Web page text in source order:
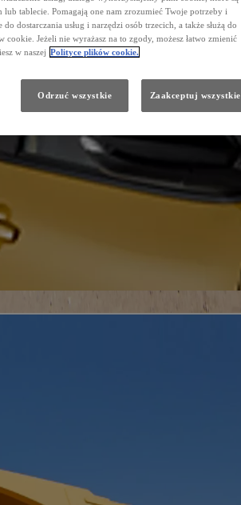
tablecie. Pomagają one nam zrozumieć Twoje potrzeby i
dostarczania usług i narzędzi osób trzecich, a także służą do
Jeżeli nie wyrażasz na to zgody, możesz łatwo zmienić
w naszej Polityce plików cookie.
Odrzuć wszystkie Zaakceptuj wszystkie